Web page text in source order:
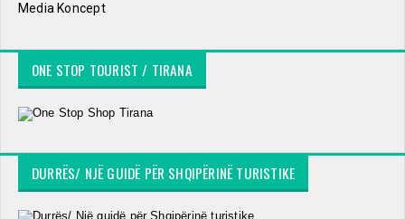
Media Koncept
ONE STOP TOURIST / TIRANA
DURRËS/ NJË GUIDË PËR SHQIPËRINË TURISTIKE